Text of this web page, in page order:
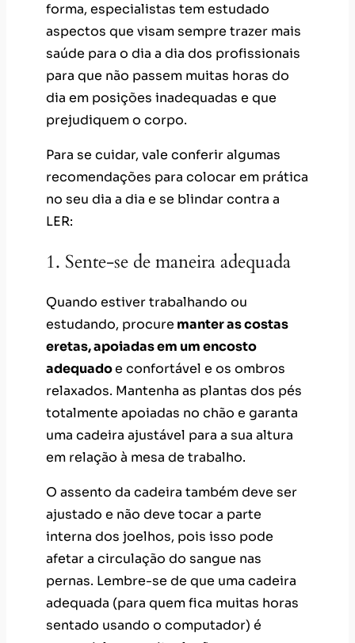
forma, especialistas tem estudado
aspectos que visam sempre trazer mais
saúde para o dia a dia dos profissionais
para que não passem muitas horas do
dia em posições inadequadas e que
prejudiquem o corpo.
Para se cuidar, vale conferir algumas
recomendações para colocar em prática
no seu dia a dia e se blindar contra a
LER:
1. Sente-se de maneira adequada
Quando estiver trabalhando ou
estudando, procure manter as costas
eretas, apoiadas em um encosto
adequadoe confortável e os ombros
relaxados. Mantenha as plantas dos pés
totalmente apoiadas no chão e garanta
uma cadeira ajustável para a sua altura
em relação à mesa de trabalho.
O assento da cadeira também deve ser
ajustado e não deve tocar a parte
interna dos joelhos, pois isso pode
afetar a circulação do sangue nas
pernas. Lembre-se de que uma cadeira
adequada (para quem fica muitas horas
sentado usando o computador) é